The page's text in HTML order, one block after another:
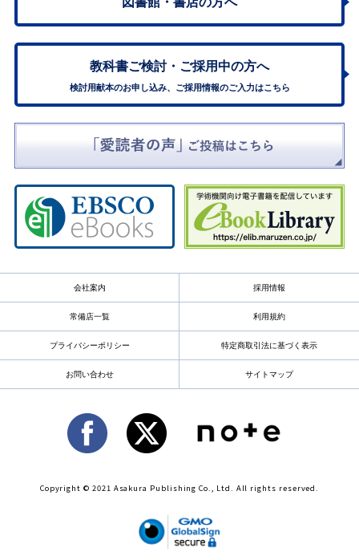
教科書ご検討・ ご採用中の方へ
検討用献本のお申し込み、ご採用情報のご入力はこちら
会社案内 採用情報
常備店一覧 利用規約
プライバシーポリシー 特定商取引法に基づく表示
お問い合わせ サイトマップ
Copyright © 2021 Asakura Publishing Co., Ltd. All rights reserved.